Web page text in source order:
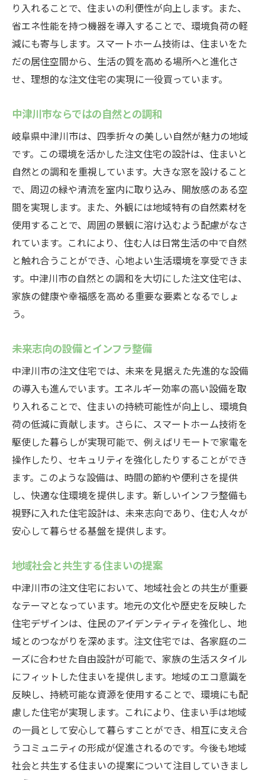
り入れることで、住まいの利便性が向上します。また、
省エネ性能を持つ機器を導入することで、環境負荷の軽
減にも寄与します。スマートホーム技術は、住まいをた
だの居住空間から、生活の質を高める場所へと進化さ
せ、理想的な注文住宅の実現に一役買っています。
中津川市ならではの自然との調和
岐阜県中津川市は、四季折々の美しい自然が魅力の地域
です。この環境を活かした注文住宅の設計は、住まいと
自然との調和を重視しています。大きな窓を設けること
で、周辺の緑や清流を室内に取り込み、開放感のある空
間を実現します。また、外観には地域特有の自然素材を
使用することで、周囲の景観に溶け込むよう配慮がなさ
れています。これにより、住む人は日常生活の中で自然
と触れ合うことができ、心地よい生活環境を享受できま
す。中津川市の自然との調和を大切にした注文住宅は、
家族の健康や幸福感を高める重要な要素となるでしょ
う。
未来志向の設備とインフラ整備
中津川市の注文住宅では、未来を見据えた先進的な設備
の導入も進んでいます。エネルギー効率の高い設備を取
り入れることで、住まいの持続可能性が向上し、環境負
荷の低減に貢献します。さらに、スマートホーム技術を
駆使した暮らしが実現可能で、例えばリモートで家電を
操作したり、セキュリティを強化したりすることができ
ます。このような設備は、時間の節約や便利さを提供
し、快適な住環境を提供します。新しいインフラ整備も
視野に入れた住宅設計は、未来志向であり、住む人々が
安心して暮らせる基盤を提供します。
地域社会と共生する住まいの提案
中津川市の注文住宅において、地域社会との共生が重要
なテーマとなっています。地元の文化や歴史を反映した
住宅デザインは、住民のアイデンティティを強化し、地
域とのつながりを深めます。注文住宅では、各家庭のニ
ーズに合わせた自由設計が可能で、家族の生活スタイル
にフィットした住まいを提供します。地域のエコ意識を
反映し、持続可能な資源を使用することで、環境にも配
慮した住宅が実現します。これにより、住まい手は地域
の一員として安心して暮らすことができ、相互に支え合
うコミュニティの形成が促進されるのです。今後も地域
社会と共生する住まいの提案について注目していきまし